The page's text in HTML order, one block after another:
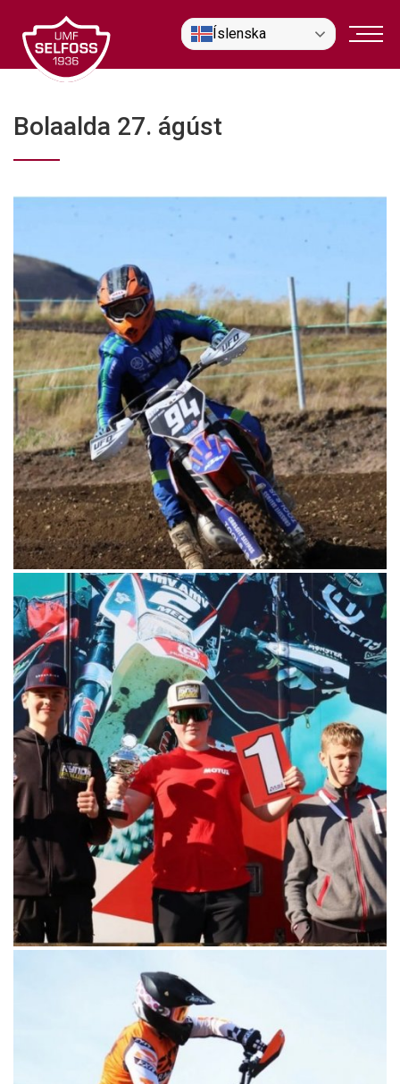
efni
Íslenska
Bolaalda 27. ágúst